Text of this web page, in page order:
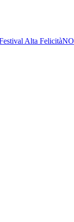
Alta Felicità